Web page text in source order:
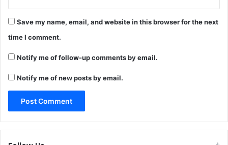
Save my name, email, and website in this browser for the next
time I comment.
Notify me of follow-up comments by email.
Notify me of new posts by email.